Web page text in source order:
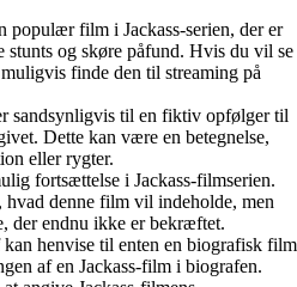
populær film i Jackass-serien, der er
og skøre påfund. Hvis du vil se
finde den til streaming på
sandsynligvis til en fiktiv opfølger til
Dette kan være en betegnelse,
eller rygter.
fortsættelse i Jackass-filmserien.
denne film vil indeholde, men
der endnu ikke er bekræftet.
kan henvise til enten en biografisk film
af en Jackass-film i biografen.